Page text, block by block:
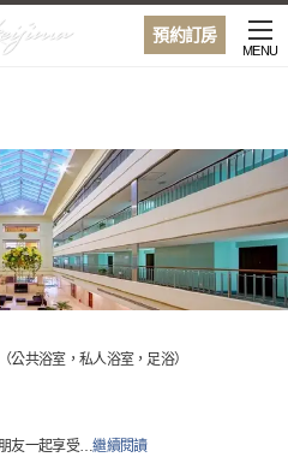
預約訂房
MENU
共浴室，私人浴室，足浴）
友一起享受…繼續閱讀